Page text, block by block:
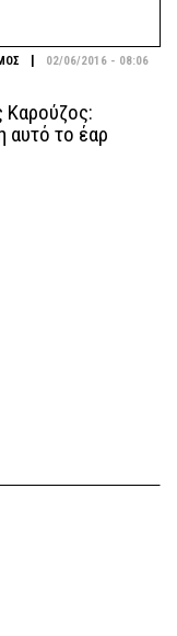
02/06/2016 - 08:06
Καρούζος:
αυτό το έαρ